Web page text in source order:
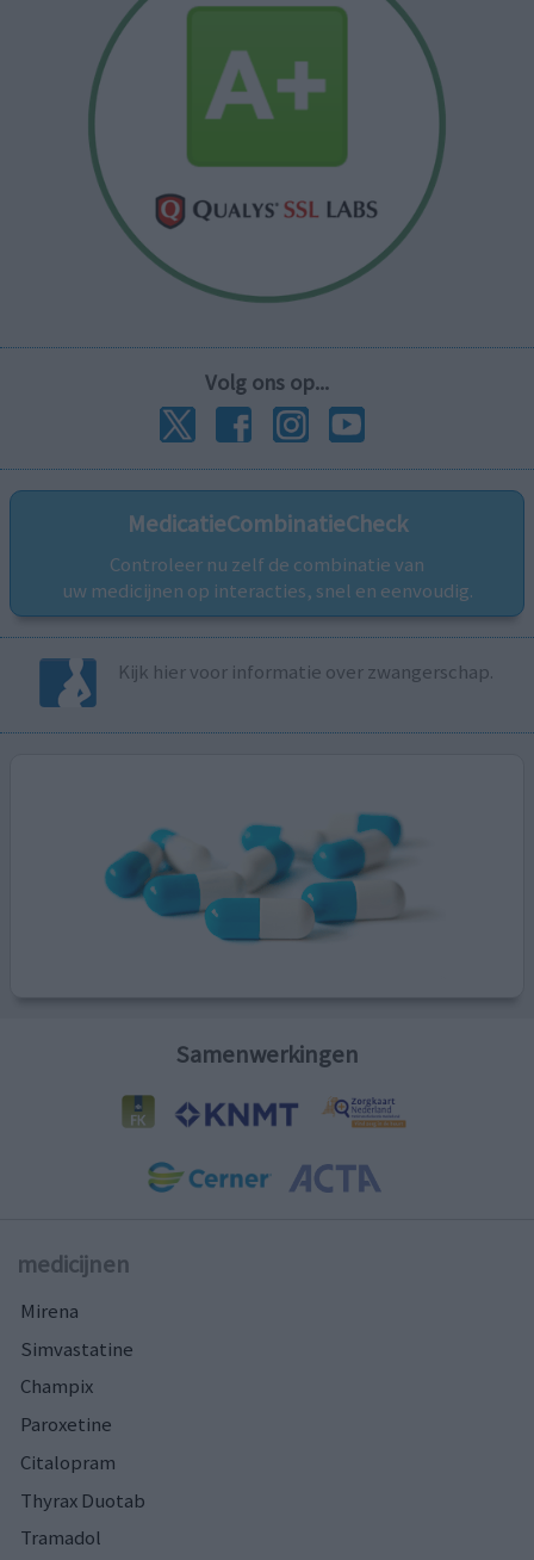
Volg ons op...
MedicatieCombinatieCheck
Controleer nu zelf de combinatie van
uw medicijnen op interacties, snel en eenvoudig.
Kijk hier voor informatie over zwangerschap.
Samenwerkingen
medicijnen
Mirena
Simvastatine
Champix
Paroxetine
Citalopram
Thyrax Duotab
Tramadol